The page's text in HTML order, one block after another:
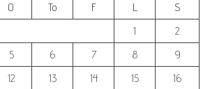
O To F L
S
1
2
5 6 7 8
9
12 13 14 15
16